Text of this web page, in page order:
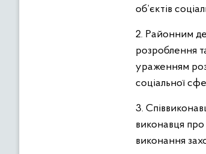
об’єктів
2. Районним
розроблення
ураженням
соціальної
3.
виконавця
виконання